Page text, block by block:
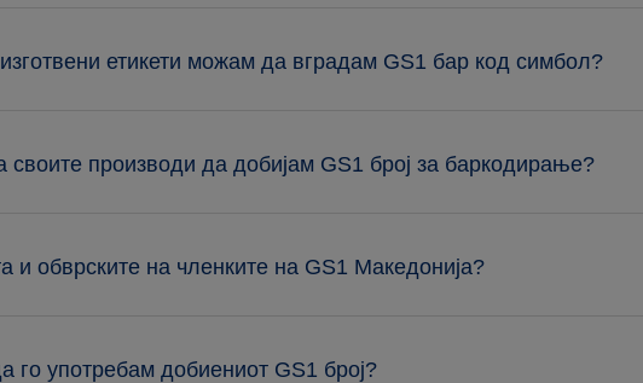
етикети можам да вградам GS1 бар код симбол?
своите производи да добијам GS1 број за баркодирање?
и обврските на членките на GS1 Македонија?
го употребам добиениот GS1 број?